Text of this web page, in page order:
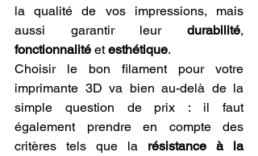
la qualité de vos impressions, mais
aussi garantir leur durabilité
fonctionnalité et esthétique.
Choisir le bon filament pour votre
imprimante 3D va bien au-delà de la
simple question de prix : il faut
également prendre en compte des
critères tels que la résistance à la